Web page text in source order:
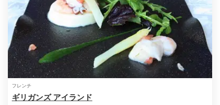
yurions24
オリジナルのカクテルがいくつかあり、バーテンダーさ
んにお願いしてカクテルを作ってもらいました。とても
おしゃれな空間で静かにお酒を楽しめました。
+2
※設備・アメニティは、確認が取れている情報を表示しています。
フレンチ
ギリガンズ アイランド